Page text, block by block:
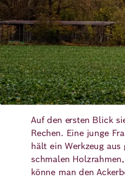
Deutsch Englisch
Auf den ersten Blick
Rechen. Eine junge
hält ein Werkzeug
schmalen
könne man den